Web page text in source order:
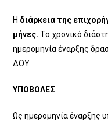
Η διάρκεια της
μήνες. Το χρονικό
ημερομηνία έναρξης
ΔΟΥ
ΥΠΟΒΟΛΕΣ
Ως ημερομηνία έναρξης